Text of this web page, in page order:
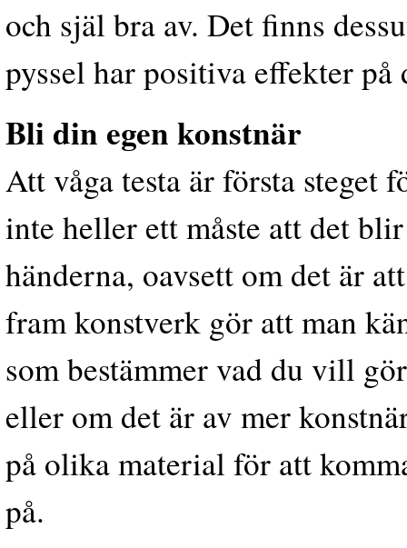
och själ bra av. Det finns
pyssel har positiva effekter
Bli din egen konstnär
Att våga testa är första steget
inte heller ett måste att det
händerna, oavsett om det är
fram konstverk gör att man
som bestämmer vad du vill
eller om det är av mer
på olika material för att
på.